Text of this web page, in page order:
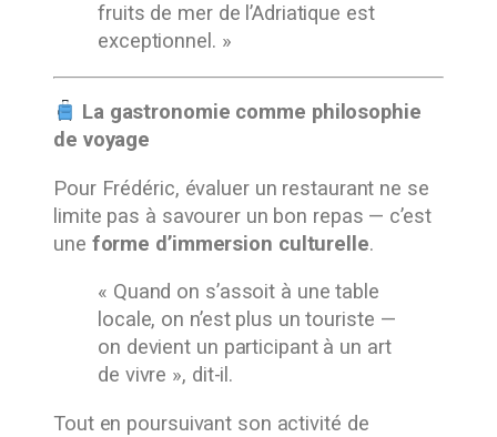
fruits de mer de l’Adriatique est
exceptionnel. »
La gastronomie comme philosophie
de voyage
Pour Frédéric, évaluer un restaurant ne se
limite pas à savourer un bon repas — c’est
une forme d’immersion culturelle.
« Quand on s’assoit à une table
locale, on n’est plus un touriste —
on devient un participant à un art
de vivre », dit-il.
Tout en poursuivant son activité de